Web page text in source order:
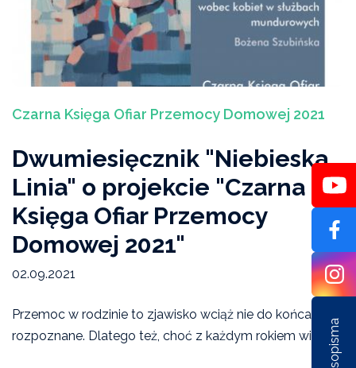
OPOPP
Artykuły
Czarna Księga Ofiar Przemocy Domowej 2021
Dwumiesięcznik "Niebieska
Linia" o projekcie "Czarna
Księga Ofiar Przemocy
Domowej 2021"
02.09.2021
Przemoc w rodzinie to zjawisko wciąż nie do końca
rozpoznane. Dlatego też, choć z każdym rokiem wiemy...